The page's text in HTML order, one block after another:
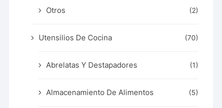
Otros (2)
Utensilios De Cocina (70)
Abrelatas Y Destapadores (1)
Almacenamiento De Alimentos (5)